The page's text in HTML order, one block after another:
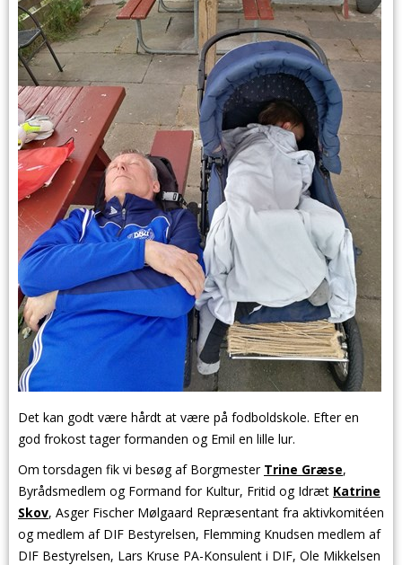
Det kan godt være hårdt at være på fodboldskole. Efter en
god frokost tager formanden og Emil en lille lur.
Om torsdagen fik vi besøg af Borgmester Trine Græse,
Byrådsmedlem og Formand for Kultur, Fritid og Idræt Katrine
Skov, Asger Fischer Mølgaard Repræsentant fra aktivkomitéen
og medlem af DIF Bestyrelsen, Flemming Knudsen medlem af
DIF Bestyrelsen, Lars Kruse PA-Konsulent i DIF, Ole Mikkelsen